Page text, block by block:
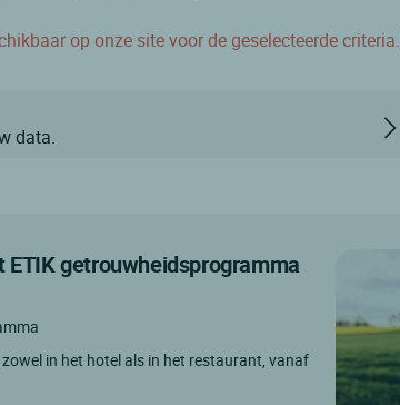
op onze site voor de geselecteerde criteria.
data.
ETIK getrouwheidsprogramma
in het hotel als in het restaurant, vanaf